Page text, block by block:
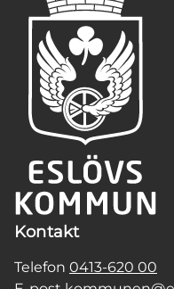
Kontakt
Telefon 0413-620 00